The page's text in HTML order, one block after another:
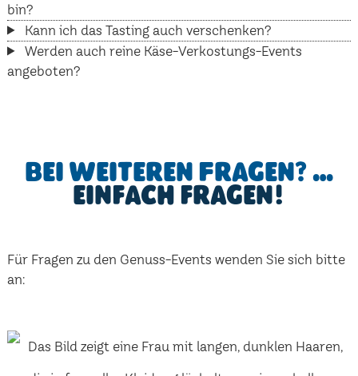
bin?
Kann ich das Tasting auch verschenken?
Werden auch reine Käse-Verkostungs-Events
angeboten?
Bei weiteren Fragen? …
einfach fragen!
Für Fragen zu den Genuss-Events wenden Sie sich bitte
an: